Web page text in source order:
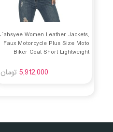
Fahsyee Women Leather Jackets,
Faux Motorcycle Plus Size Moto
Biker Coat Short Lightweight
5,912,000تومان